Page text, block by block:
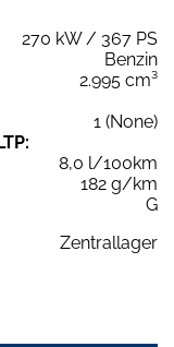
270 kW / 367 PS
Benzin
2.995 cm³
1 (None)
8,0 l/100km
182 g/km
G
Zentrallager